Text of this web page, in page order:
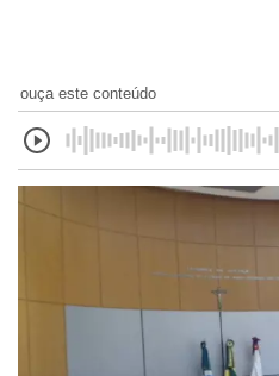
ouça este conteúdo